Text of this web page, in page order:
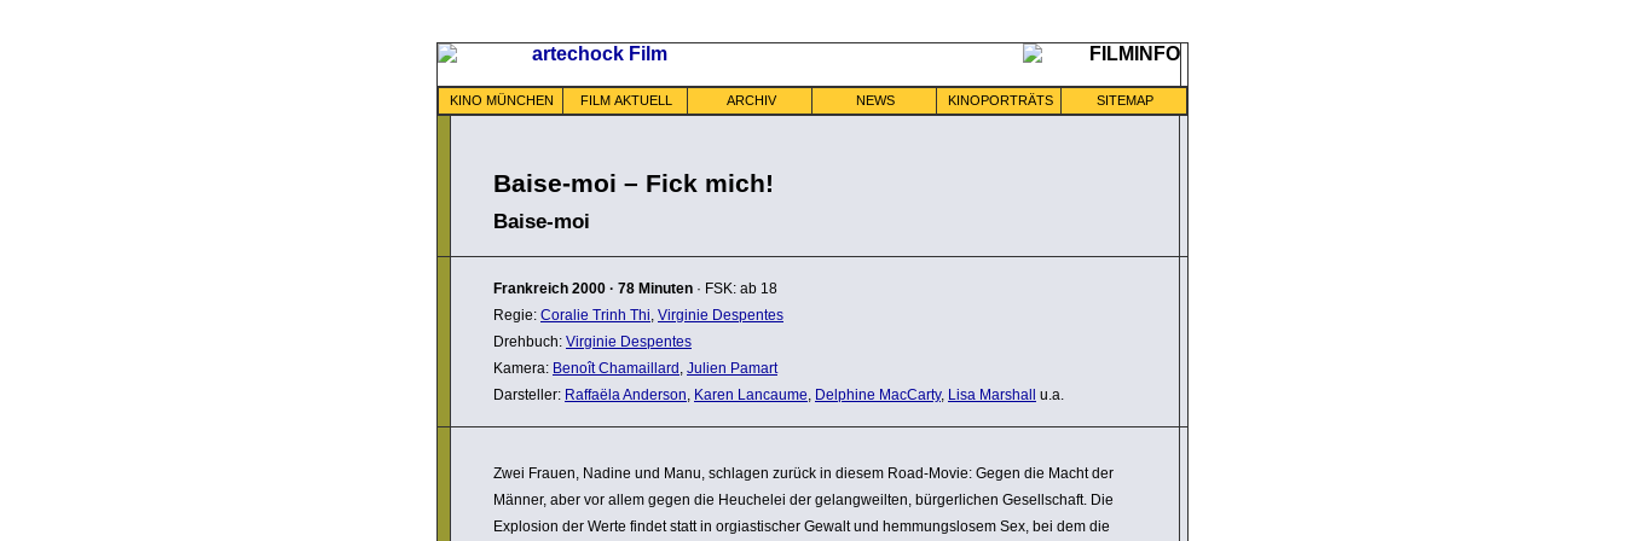
KINO MÜNCHEN FILM AKTUELL ARCHIV NEWS KINOPORTRÄTS SITEMAP
Baise-moi – Fick mich!
Baise-moi
Frankreich 2000 · 78 Minuten · FSK: ab 18
Regie: Coralie Trinh Thi, Virginie Despentes
Drehbuch: Virginie Despentes
Kamera: Benoît Chamaillard, Julien Pamart
Darsteller: Raffaëla Anderson, Karen Lancaume, Delphine MacCarty, Lisa Marshall u.a.
Zwei Frauen, Nadine und Manu, schlagen zurück in diesem Road-Movie: Gegen die Macht der
Männer, aber vor allem gegen die Heuchelei der gelang­weilten, bürger­li­chen Gesell­schaft. Die
Explosion der Werte findet statt in orgi­as­ti­scher Gewalt und hemmungs­losem Sex, bei dem die